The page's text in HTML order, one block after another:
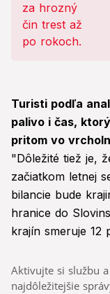
Turisti podľa
palivo i čas,
pritom vo
"Dôležité tiež je,
začiatkom letnej
bilancie bude
hranice do
krajín smeruje 12
Aktivujte si službu
najdôležitejšie